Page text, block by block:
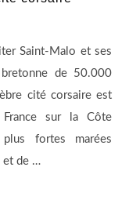
Saint-Malo et ses
de 50.000
cité corsaire est
sur la Côte
fortes marées
et de …